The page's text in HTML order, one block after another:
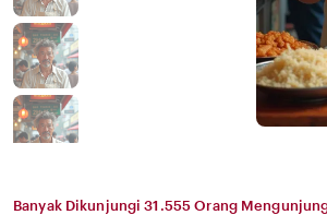
Banyak Dikunjungi 31.555 Orang